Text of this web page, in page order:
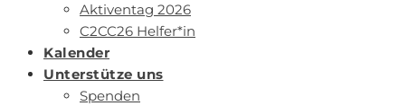
Aktiventag 2026
C2CC26 Helfer*in
Kalender
Unterstütze uns
Spenden